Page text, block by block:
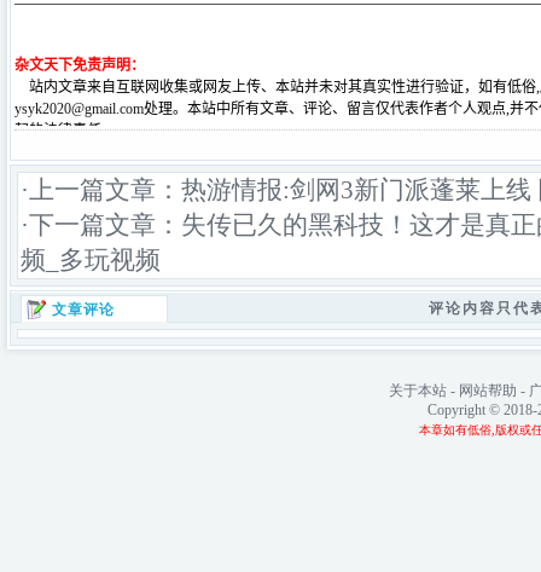
·上一篇文章： 热游情报:剑网3新门派蓬莱上线
·下一篇文章： 失传已久的黑科技！这才是真
频_多玩视频
文章评论 评论内容只代
关于本站- 网站帮助 -
Copyright ©
本章如有低俗,版权或